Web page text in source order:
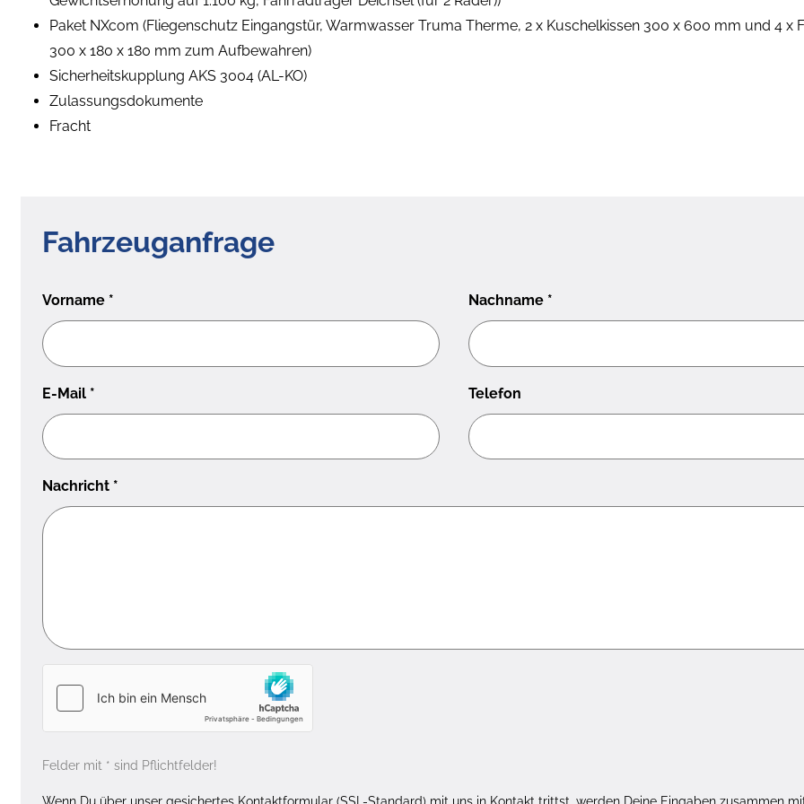
Paket NXcom (Fliegenschutz Eingangstür, Warmwasser Truma Therme, 2 x Kuschelkissen 300 x 600 mm und 4 x
300 x 180 x 180 mm zum Aufbewahren)
Sicherheitskupplung AKS 3004 (AL-KO)
Zulassungsdokumente
Fracht
Fahrzeuganfrage
Vorname * Nachname *
E-Mail * Telefon
Nachricht *
Felder mit * sind Pflichtfelder!